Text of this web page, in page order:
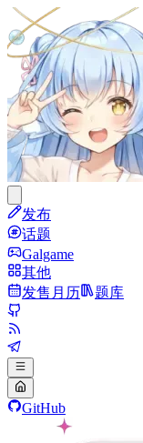
发布
话题
Galgame
其他
发售月历
题库
GitHub